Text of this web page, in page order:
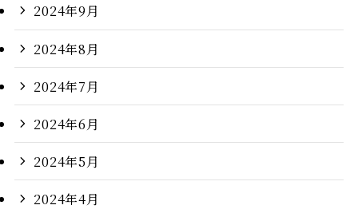
2024年9月
2024年8月
2024年7月
2024年6月
2024年5月
2024年4月